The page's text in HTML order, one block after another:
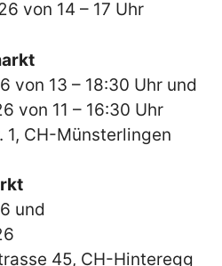
von 14 – 17 Uhr
von 13 – 18:30 Uhr und
von 11 – 16:30 Uhr
1, CH-Münsterlingen
und
45, CH-Hinteregg